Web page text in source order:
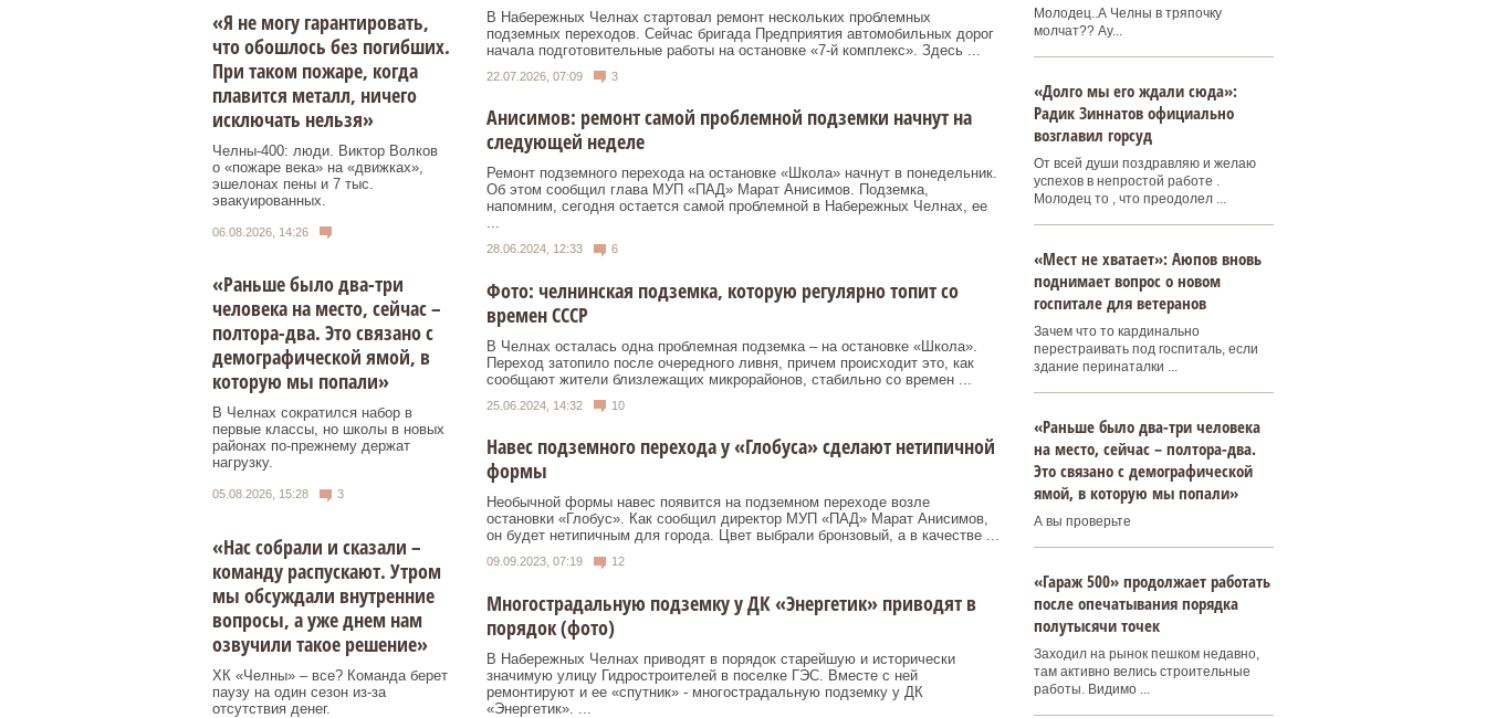
«Я не могу гарантировать,
что обошлось без погибших.
При таком пожаре, когда
плавится металл, ничего
исключать нельзя»
Челны-400: люди. Виктор Волков
о «пожаре века» на «движках»,
эшелонах пены и 7 тыс.
эвакуированных.
06.08.2026, 14:26
«Раньше было два-три
человека на место, сейчас –
полтора-два. Это связано с
демографической ямой, в
которую мы попали»
В Челнах сократился набор в
первые классы, но школы в новых
районах по-прежнему держат
нагрузку.
05.08.2026, 15:28 3
«Нас собрали и сказали –
команду распускают. Утром
мы обсуждали внутренние
вопросы, а уже днем нам
озвучили такое решение»
ХК «Челны» – все? Команда берет
паузу на один сезон из-за
отсутствия денег.
В Набережных Челнах стартовал ремонт нескольких проблемных
подземных переходов. Сейчас бригада Предприятия автомобильных дорог
начала подготовительные работы на остановке «7‑й комплекс». Здесь ...
22.07.2026, 07:09 3
Анисимов: ремонт самой проблемной подземки начнут на
следующей неделе
Ремонт подземного перехода на остановке «Школа» начнут в понедельник.
Об этом сообщил глава МУП «ПАД» Марат Анисимов. Подземка,
напомним, сегодня остается самой проблемной в Набережных Челнах, ее
...
28.06.2024, 12:33 6
Фото: челнинская подземка, которую регулярно топит со
времен СССР
В Челнах осталась одна проблемная подземка – на остановке «Школа».
Переход затопило после очередного ливня, причем происходит это, как
сообщают жители близлежащих микрорайонов, стабильно со времен ...
25.06.2024, 14:32 10
Навес подземного перехода у «Глобуса» сделают нетипичной
формы
Необычной формы навес появится на подземном переходе возле
остановки «Глобус». Как сообщил директор МУП «ПАД» Марат Анисимов,
он будет нетипичным для города. Цвет выбрали бронзовый, а в качестве ...
09.09.2023, 07:19 12
Многострадальную подземку у ДК «Энергетик» приводят в
порядок (фото)
В Набережных Челнах приводят в порядок старейшую и исторически
значимую улицу Гидростроителей в поселке ГЭС. Вместе с ней
ремонтируют и ее «спутник» - многострадальную подземку у ДК
«Энергетик». ...
Молодец..А Челны в тряпочку
молчат?? Ау...
«Долго мы его ждали сюда»:
Радик Зиннатов официально
возглавил горсуд
От всей души поздравляю и желаю
успехов в непростой работе .
Молодец то , что преодолел ...
«Мест не хватает»: Аюпов вновь
поднимает вопрос о новом
госпитале для ветеранов
Зачем что то кардинально
перестраивать под госпиталь, если
здание перинаталки ...
«Раньше было два-три человека
на место, сейчас – полтора-два.
Это связано с демографической
ямой, в которую мы попали»
А вы проверьте
«Гараж 500» продолжает работать
после опечатывания порядка
полутысячи точек
Заходил на рынок пешком недавно,
там активно велись строительные
работы. Видимо ...